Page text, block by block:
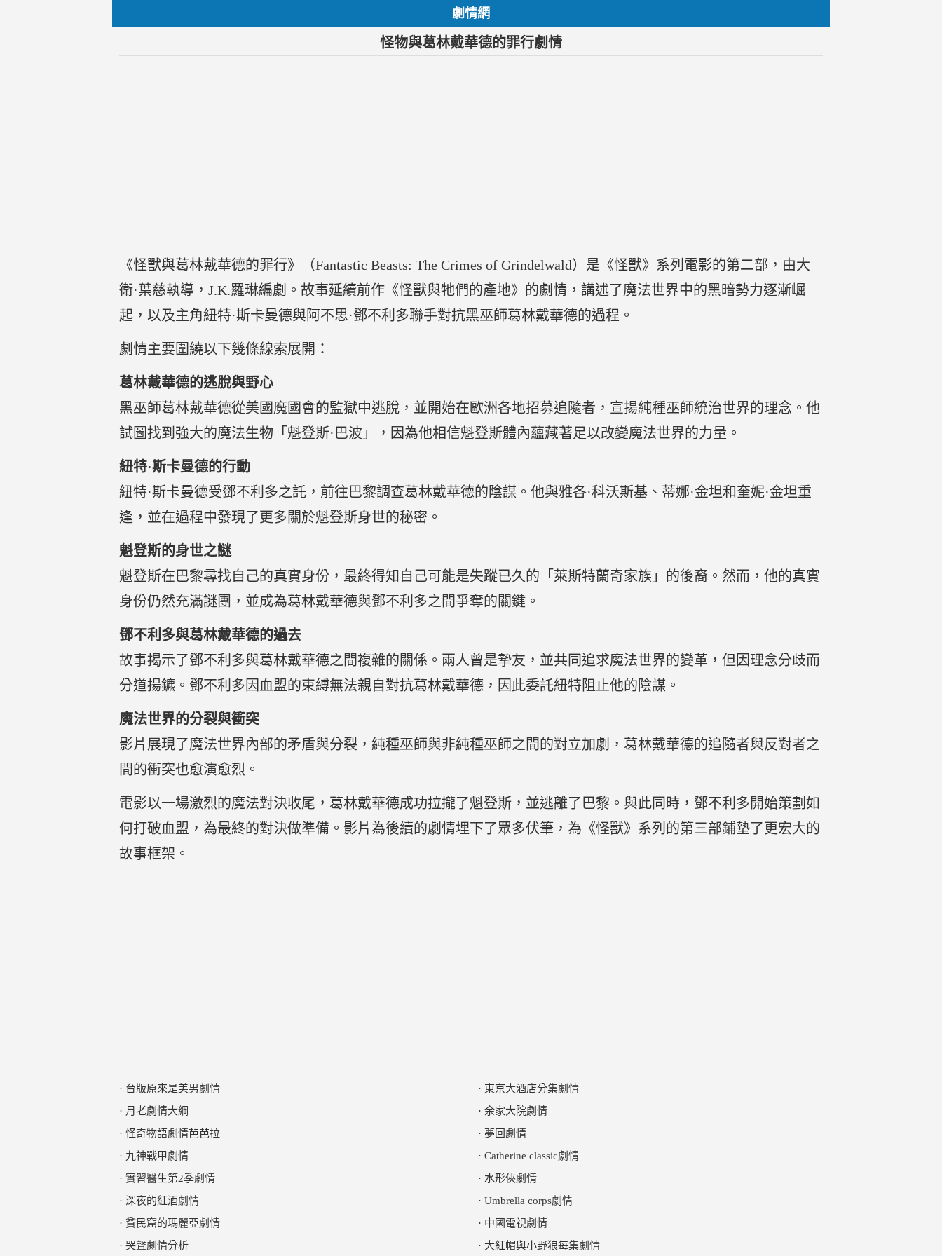
劇情網
怪物與葛林戴華德的罪行劇情
《怪獸與葛林戴華德的罪行》（Fantastic Beasts: The Crimes of Grindelwald）是《怪獸》系列電影的第二部，由大
衛·葉慈執導，J.K.羅琳編劇。故事延續前作《怪獸與牠們的產地》的劇情，講述了魔法世界中的黑暗勢力逐漸崛
起，以及主角紐特·斯卡曼德與阿不思·鄧不利多聯手對抗黑巫師葛林戴華德的過程。
劇情主要圍繞以下幾條線索展開：
葛林戴華德的逃脫與野心
黑巫師葛林戴華德從美國魔國會的監獄中逃脫，並開始在歐洲各地招募追隨者，宣揚純種巫師統治世界的理念。他
試圖找到強大的魔法生物「魁登斯·巴波」，因為他相信魁登斯體內蘊藏著足以改變魔法世界的力量。
紐特·斯卡曼德的行動
紐特·斯卡曼德受鄧不利多之託，前往巴黎調查葛林戴華德的陰謀。他與雅各·科沃斯基、蒂娜·金坦和奎妮·金坦重
逢，並在過程中發現了更多關於魁登斯身世的秘密。
魁登斯的身世之謎
魁登斯在巴黎尋找自己的真實身份，最終得知自己可能是失蹤已久的「萊斯特蘭奇家族」的後裔。然而，他的真實
身份仍然充滿謎團，並成為葛林戴華德與鄧不利多之間爭奪的關鍵。
鄧不利多與葛林戴華德的過去
故事揭示了鄧不利多與葛林戴華德之間複雜的關係。兩人曾是摯友，並共同追求魔法世界的變革，但因理念分歧而
分道揚鑣。鄧不利多因血盟的束縛無法親自對抗葛林戴華德，因此委託紐特阻止他的陰謀。
魔法世界的分裂與衝突
影片展現了魔法世界內部的矛盾與分裂，純種巫師與非純種巫師之間的對立加劇，葛林戴華德的追隨者與反對者之
間的衝突也愈演愈烈。
電影以一場激烈的魔法對決收尾，葛林戴華德成功拉攏了魁登斯，並逃離了巴黎。與此同時，鄧不利多開始策劃如
何打破血盟，為最終的對決做準備。影片為後續的劇情埋下了眾多伏筆，為《怪獸》系列的第三部鋪墊了更宏大的
故事框架。
· 台版原來是美男劇情
· 月老劇情大綱
· 怪奇物語劇情芭芭拉
· 九神戰甲劇情
· 實習醫生第2季劇情
· 深夜的紅酒劇情
· 貧民窟的瑪麗亞劇情
· 哭聲劇情分析
· 東京大酒店分集劇情
· 余家大院劇情
· 夢回劇情
· Catherine classic劇情
· 水形俠劇情
· Umbrella corps劇情
· 中國電視劇情
· 大紅帽與小野狼每集劇情